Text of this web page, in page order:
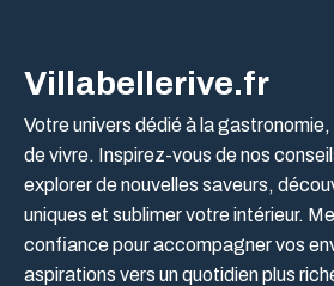
Villabellerive.fr
Votre univers dédié à la gastronomie,
de vivre. Inspirez-vous de nos
explorer de nouvelles saveurs,
uniques et sublimer votre intérieur.
confiance pour accompagner vos
aspirations vers un quotidien plus